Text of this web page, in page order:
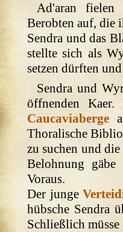
Ad'aran fielen
Berobten auf, die
Sendra und das
stellte sich als
setzen dürften
Sendra und
öffnenden Kaer.
Caucaviaberge
Thoralische
zu suchen und
Belohnung
Voraus.
Der junge
hübsche Sendra
Schließlich